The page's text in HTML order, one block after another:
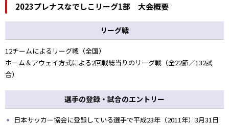
2023プレナスなでしこリーグ1部 大会概要
リーグ戦
12チームによるリーグ戦（全国）
ホーム＆アウェイ方式による2回戦総当りのリーグ戦（全22節／132試
合）
選手の登録・試合のエントリー
日本サッカー協会に登録している選手で平成23年（2011年）3月31日